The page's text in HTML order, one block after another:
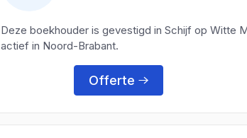
Deze boekhouder is gevestigd in Schijf op Witte
actief in Noord-Brabant.
Offerte